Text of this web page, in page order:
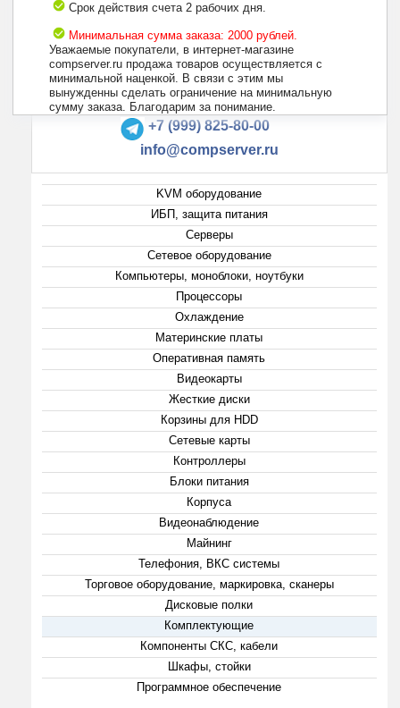
Срок действия счета 2 рабочих дня.
Минимальная сумма заказа: 2000 рублей.
Уважаемые покупатели, в интернет-магазине
compserver.ru продажа товаров осуществляется с
минимальной наценкой. В связи с этим мы
вынужденны сделать ограничение на минимальную
сумму заказа. Благодарим за понимание.
+7 (495) 223-13-47
+7 (999) 825-80-00
info@compserver.ru
KVM оборудование
ИБП, защита питания
Серверы
Сетевое оборудование
Компьютеры, моноблоки, ноутбуки
Процессоры
Охлаждение
Материнские платы
Оперативная память
Видеокарты
Жесткие диски
Корзины для HDD
Сетевые карты
Контроллеры
Блоки питания
Корпуса
Видеонаблюдение
Майнинг
Телефония, ВКС системы
Торговое оборудование, маркировка, сканеры
Дисковые полки
Комплектующие
Компоненты СКС, кабели
Шкафы, стойки
Программное обеспечение